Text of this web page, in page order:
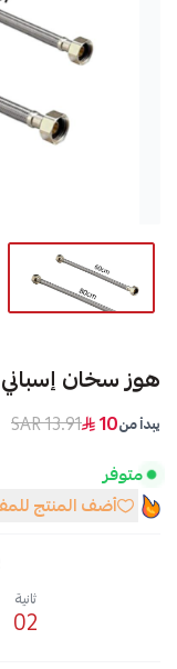
هوز سخان
يبدأ من10
13.91 SAR
متوفر
أضف المنتج
01
ثانية